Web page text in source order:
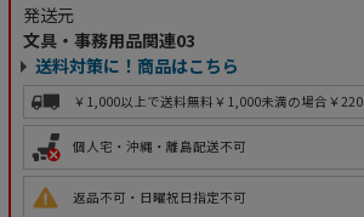
発送元
文具・事務用品関連03
送料対策に！商品はこちら
￥1,000以上で送料無料 ￥1,000未満の場合￥220
個人宅・沖縄・離島配送不可
返品不可・日曜祝日指定不可